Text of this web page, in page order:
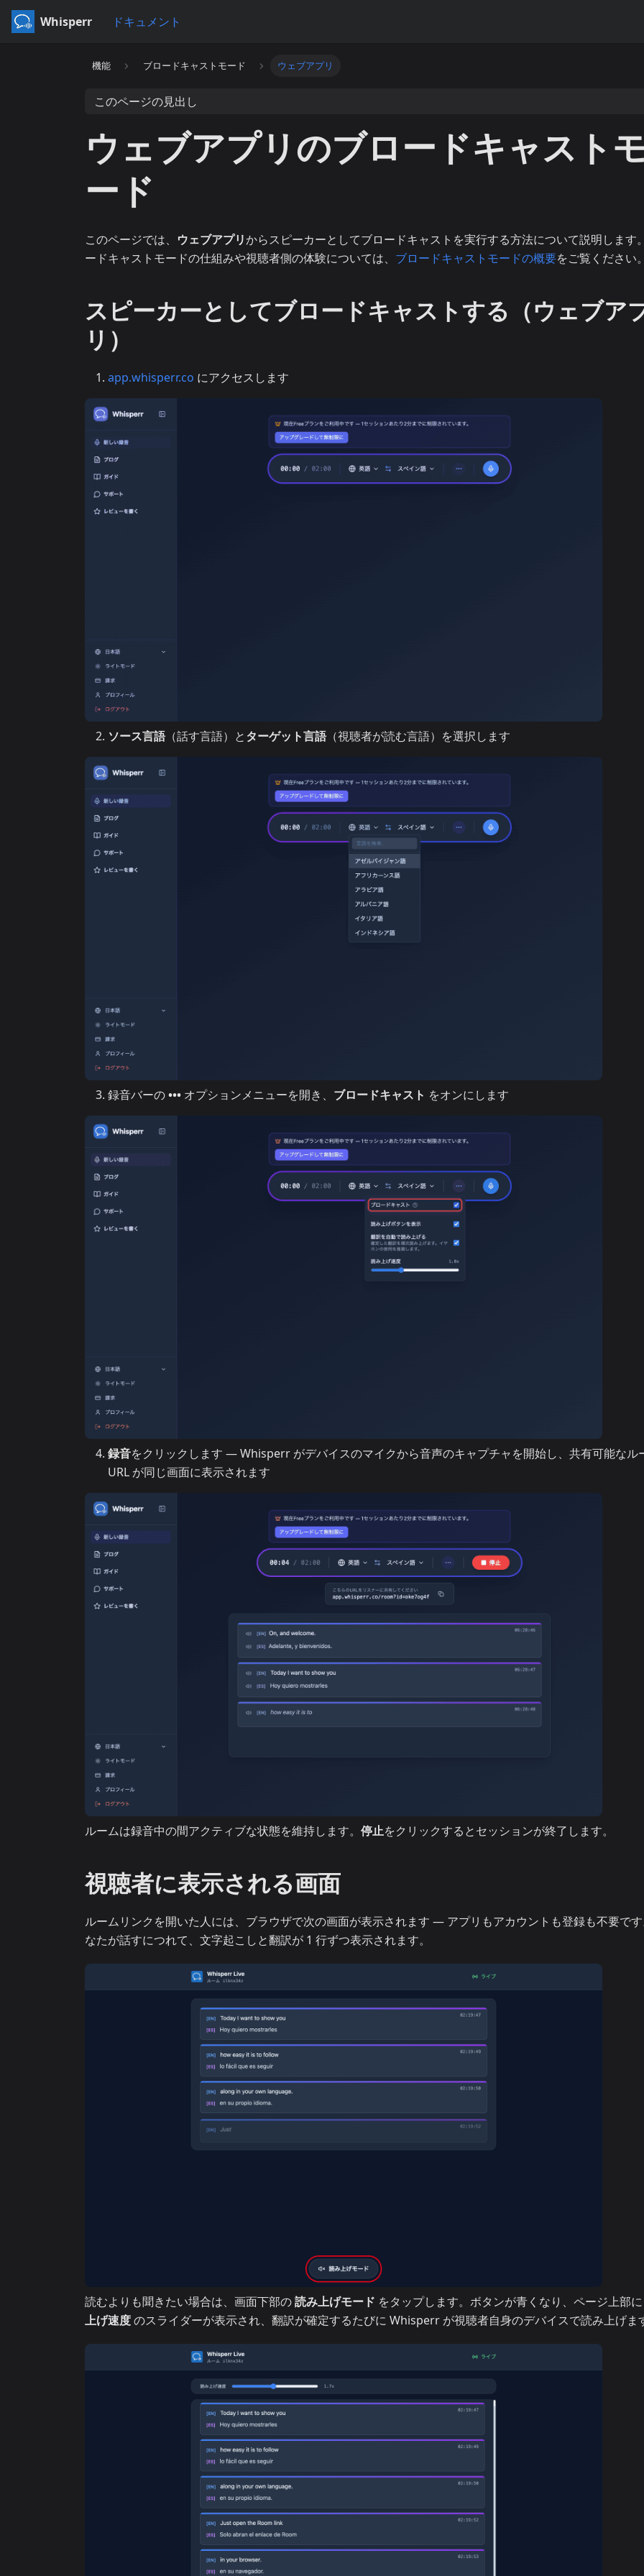
Whisperr ドキュメント
機能 ブロードキャストモード ウェブアプリ
このページの見出し
ウェブアプリのブロードキャスト
ード
このページでは、 ウェブアプリからスピーカーとしてブロードキャストを実行する方法について説明します
ードキャストモードの仕組みや視聴者側の体験については、 ブロードキャストモードの概要をご覧ください
スピーカーとしてブロードキャストする（ウェブア
リ）
app.whisperr.co にアクセスします
ソース言語（話す言語）とターゲット言語（視聴者が読む言語）を選択します
録音バーの••• オプションメニューを開き、 ブロードキャスト をオンにします
録音をクリックします — Whisperr がデバイスのマイクから音声のキャプチャを開始し、共有可能なル
URL が同じ画面に表示されます
ルームは録音中の間アクティブな状態を維持します。 停止をクリックするとセッションが終了します。
視聴者に表示される画面
ルームリンクを開いた人には、ブラウザで次の画面が表示されます — アプリもアカウントも登録も不要で
なたが話すにつれて、文字起こしと翻訳が 1 行ずつ表示されます。
読むよりも聞きたい場合は、画面下部の読み上げモード をタップします。ボタンが青くなり、ページ上部
上げ速度のスライダーが表示され、翻訳が確定するたびに Whisperr が視聴者自身のデバイスで読み上げま